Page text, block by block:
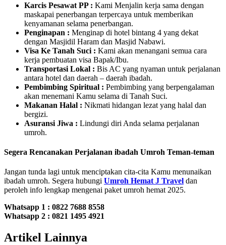
Karcis Pesawat PP : Kami Menjalin kerja sama dengan
maskapai penerbangan terpercaya untuk memberikan
kenyamanan selama penerbangan.
Penginapan : Menginap di hotel bintang 4 yang dekat
dengan Masjidil Haram dan Masjid Nabawi.
Visa Ke Tanah Suci : Kami akan menangani semua cara
kerja pembuatan visa Bapak/Ibu.
Transportasi Lokal : Bis AC yang nyaman untuk perjalanan
antara hotel dan daerah – daerah ibadah.
Pembimbing Spiritual : Pembimbing yang berpengalaman
akan menemani Kamu selama di Tanah Suci.
Makanan Halal : Nikmati hidangan lezat yang halal dan
bergizi.
Asuransi Jiwa : Lindungi diri Anda selama perjalanan
umroh.
Segera Rencanakan Perjalanan ibadah Umroh Teman-teman
Jangan tunda lagi untuk menciptakan cita-cita Kamu menunaikan
ibadah umroh. Segera hubungi Umroh Hemat J Travel dan
peroleh info lengkap mengenai paket umroh hemat 2025.
Whatsapp 1 : 0822 7688 8558
Whatsapp 2 : 0821 1495 4921
Artikel Lainnya